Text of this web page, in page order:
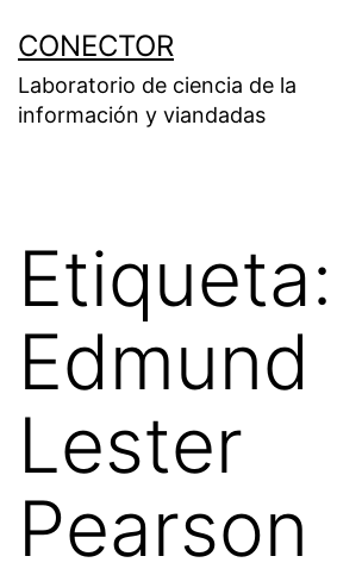
contenido
CONECTOR
Laboratorio de ciencia de la
información y viandadas
Etiqueta:
Edmund
Lester
Pearson